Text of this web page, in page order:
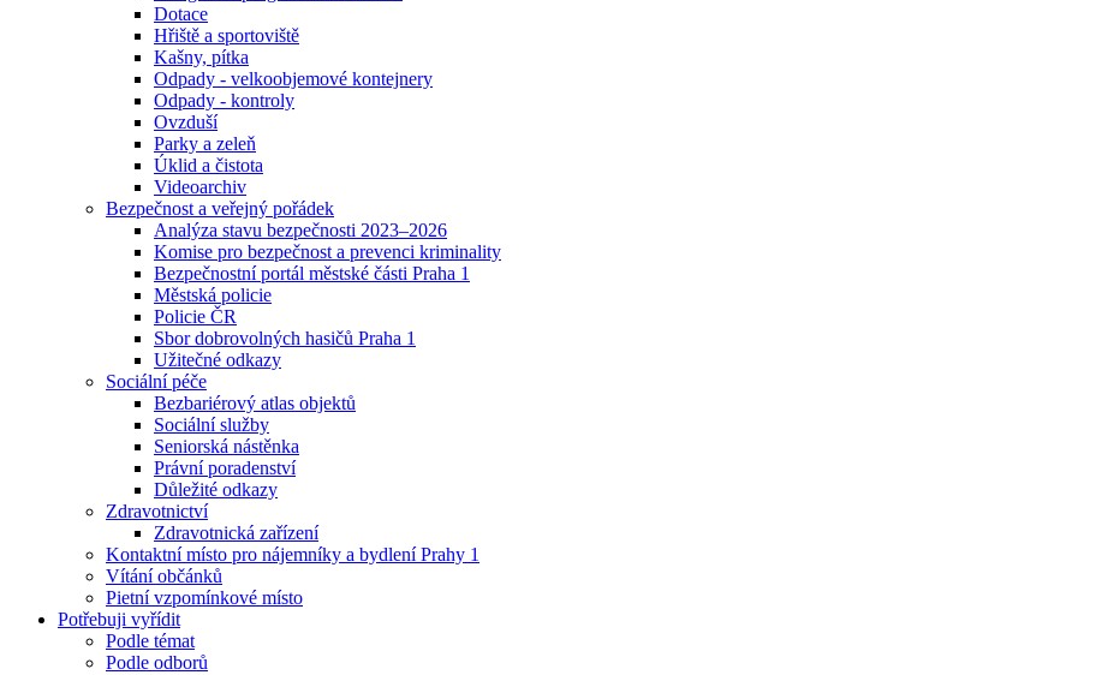
Dotace
Hřiště a sportoviště
Kašny, pítka
Odpady - velkoobjemové kontejnery
Odpady - kontroly
Ovzduší
Parky a zeleň
Úklid a čistota
Videoarchiv
Bezpečnost a veřejný pořádek
Analýza stavu bezpečnosti 2023–2026
Komise pro bezpečnost a prevenci kriminality
Bezpečnostní portál městské části Praha 1
Městská policie
Policie ČR
Sbor dobrovolných hasičů Praha 1
Užitečné odkazy
Sociální péče
Bezbariérový atlas objektů
Sociální služby
Seniorská nástěnka
Právní poradenství
Důležité odkazy
Zdravotnictví
Zdravotnická zařízení
Kontaktní místo pro nájemníky a bydlení Prahy 1
Vítání občánků
Pietní vzpomínkové místo
Potřebuji vyřídit
Podle témat
Podle odborů